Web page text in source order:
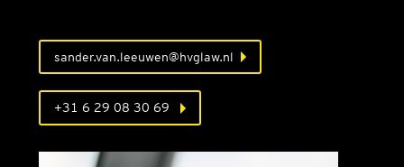
sander.van.leeuwen@hvglaw.nl
+31 6 29 08 30 69